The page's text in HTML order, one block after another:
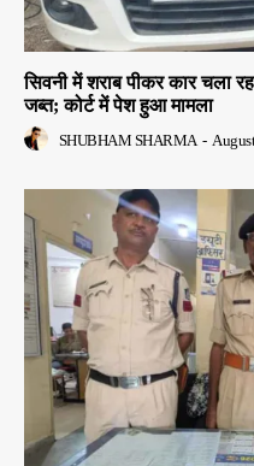
सिवनी में शराब पीकर कार चला
जब्त; कोर्ट में पेश हुआ मामला
SHUBHAM SHARMA -